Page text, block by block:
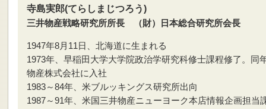
寺島実郎(てらしまじつろう)
三井物産戦略研究所所長 （財）日本総合研究所会長
1947年8月11日、北海道に生まれる
1973年、早稲田大学大学院政治学研究科修士課程修了。同
物産株式会社に入社
1983～84年、米ブルッキングス研究所出向
1987～91年、米国三井物産ニューヨーク本店情報企画担当